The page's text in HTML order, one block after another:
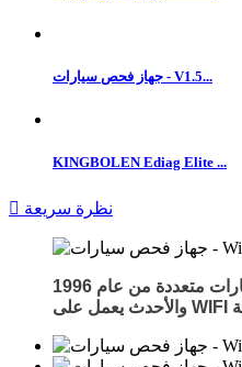
جهاز فحص سيارات - V1.5...
KINGBOLEN Ediag Elite ...
 نظرة سريعة
جهاز فحص سيارات متعددة من عام 1996
والأحدث